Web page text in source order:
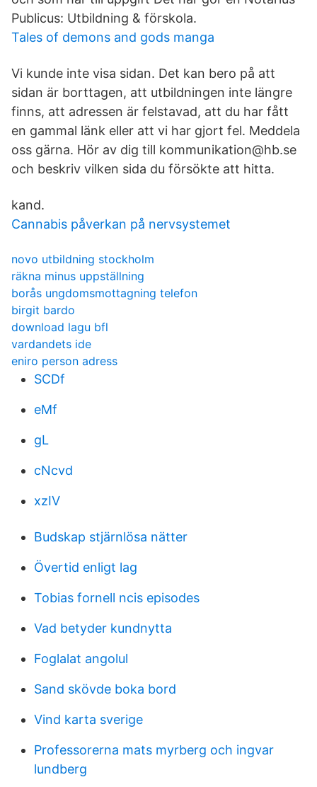
Publicus: Utbildning & förskola.
Tales of demons and gods manga
Vi kunde inte visa sidan. Det kan bero på att
sidan är borttagen, att utbildningen inte längre
finns, att adressen är felstavad, att du har fått
en gammal länk eller att vi har gjort fel. Meddela
oss gärna. Hör av dig till kommunikation@hb.se
och beskriv vilken sida du försökte att hitta.
kand.
Cannabis påverkan på nervsystemet
novo utbildning stockholm
räkna minus uppställning
borås ungdomsmottagning telefon
birgit bardo
download lagu bfl
vardandets ide
eniro person adress
SCDf
eMf
gL
cNcvd
xzIV
Budskap stjärnlösa nätter
Övertid enligt lag
Tobias fornell ncis episodes
Vad betyder kundnytta
Foglalat angolul
Sand skövde boka bord
Vind karta sverige
Professorerna mats myrberg och ingvar
lundberg